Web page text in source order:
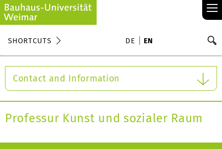
≡
SHORTCUTS DE EN
Contact and Information
Professur Kunst und sozialer Raum